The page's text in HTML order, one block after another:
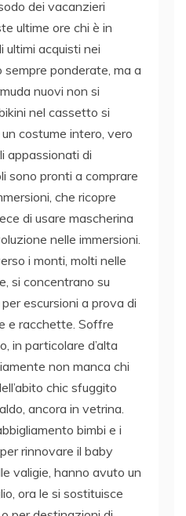
dei vacanzieri
ultime ore chi è in
acquisti nei
ponderate, ma a
nuovi non si
nel cassetto si
costume intero, vero
appassionati di
sono pronti a comprare
che ricopre
di usare mascherina
nelle immersioni.
i monti, molti nelle
si concentrano su
escursioni a prova di
e racchette. Soffre
in particolare d’alta
non manca chi
chic sfuggito
ancora in vetrina.
bimbi e i
rinnovare il baby
valigie, hanno avuto un
ora le si sostituisce